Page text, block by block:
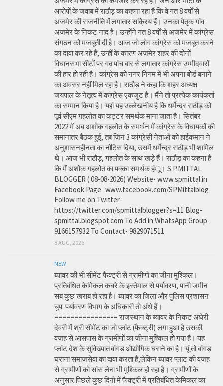
आरोपों के जवाब में राठौड़ का कहना रहा है कि वे गत 8 वर्षों से
अजमेर की राजनीति में लगातार सक्रिय हैं। उनका पैतृक गांव
अजमेर के निकट नांद है। उन्होंने गत 8 वर्षों से अजमेर में कांग्रेस
संगठन को मजबूती दी है। आज जो लोग कांग्रेस को मजबूत करने
का दावा कर रहे हैं, उन्हीं के कारण अजमेर शहर की दोनों
विधानसभा सीटों पर गत पांच बार से लगातार कांग्रेस उम्मीदवारों
की हार हो रही है। कांग्रेस को नगर निगम में भी अपना बोर्ड बनाने
का अवसर नहीं मिल रहा है। राठौड़ ने कहा कि शहर अध्यक्ष
जयपाल के नेतृत्व में कांग्रेस एकजुट है। मैंने तो प्रत्येक कार्यकर्ता
का सम्मान किया है। यहां यह उल्लेखनीय है कि धर्मेन्द्र राठौड़ को
पूर्व सीएम गहलोत का कट्टर समर्थक माना जाता है। सितंबर
2022 में अब अशोक गहलोत के समर्थन में कांग्रेस के विधायकों की
समानांतर बैठक हुई, तब जिन 3 कांग्रेसी नेताओं को हाईकमान ने
अनुशासनहीनता का नोटिस दिया, उसमें धर्मेन्द्र राठौड़ भी शामिल
थे। आज भी राठौड़, गहलोत के साथ खड़े हैं। राठौड़ का कहना है
कि मैं अशोक गहलोत का पक्का समर्थक हंू। S.P.MITTAL
BLOGGER ( 08-08-2026) Website- www.spmittal.in
Facebook Page- www.facebook.com/SPMittalblog
Follow me on Twitter-
https://twitter.com/spmittalblogger?s=11 Blog-
spmittal.blogspot.com To Add in WhatsApp Group-
9166157932 To Contact- 9829071511
8 AUG, 2026
NEW
ब्यावर की भी सीमेंट फैक्ट्री से ग्रामीणों का जीना मुश्किल।
प्रतिबंधित केमिकल कचरे के इस्तेमाल से पर्यावरण, पानी जमीन
सब कुछ खराब हो रहा है। ब्यावर का जिला और पुलिस प्रशासन
चुप: पर्यावरण विभाग के अधिकारी तो अंधे हैं।
================ राजस्थान के ब्यावर के निकट अंधेरी
देवरी में श्री सीमेंट का जो प्लांट (फैक्ट्री) लगा हुआ है उसकी
वजह से आसपास के ग्रामीणों का जीना मुश्किल हो गया है। यह
प्लांट देश के सुविख्यात बांगड़ औद्योगिक घराने का है। यूं तो बांगड़
घराना समाजसेवा का दावा करता है,लेकिन ब्यावर प्लांट की वजह
से ग्रामीणों को सांस लेना भी मुश्किल हो रहा है। ग्रामीणों के
अनुसार पिछले कुछ दिनों में फैक्ट्री में प्रतिबंधित केमिकल का